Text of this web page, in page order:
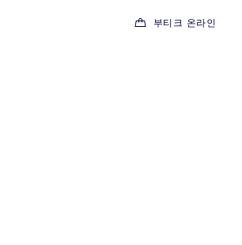
부티크 온라인